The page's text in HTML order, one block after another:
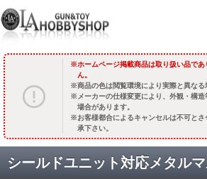
ホームページ掲載商品は取り扱い品で
ん。
商品の色は閲覧環境により実際と異なる
メーカーの仕様変更により、外観・構
場合があります。
お客様都合によるキャンセルは不可と
承下さい。